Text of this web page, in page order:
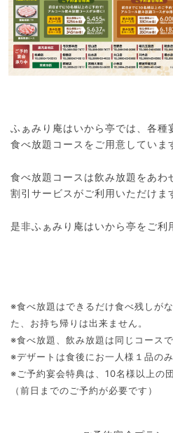
ふぁみり庵はいから亭では、各種
食べ放題コースをご用意していま
食べ放題コースは飲み放題をあわ
割引サービスがご利用いただけま
是非ふぁみり庵はいから亭をご利
※食べ放題はできるだけ食べ残しが
た、お持ち帰りは出来ません。
※食べ放題、飲み放題は同じコース
※デザートは食後にお一人様１品のみ
※ご予約宴会特典は、10名様以上の
（前日までのご予約が必要です）